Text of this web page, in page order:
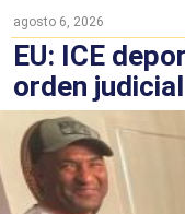
agosto 6, 2026
EU: ICE
orden judicial